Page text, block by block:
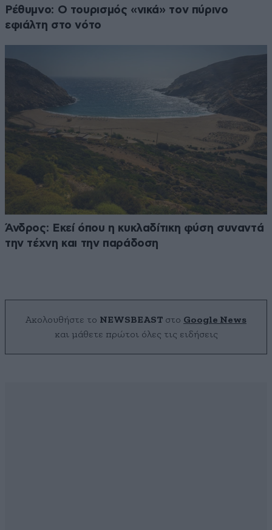
Ρέθυμνο: Ο τουρισμός «νικά» τον πύρινο
εφιάλτη στο νότο
Άνδρος: Εκεί όπου η κυκλαδίτικη φύση συναντά
την τέχνη και την παράδοση
Ακολουθήστε το NEWSBEAST στο Google News
και μάθετε πρώτοι όλες τις ειδήσεις